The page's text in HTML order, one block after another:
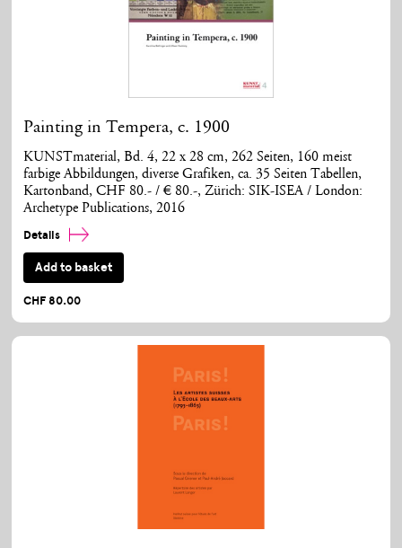
Painting in Tempera, c. 1900
KUNSTmaterial, Bd. 4, 22 x 28 cm, 262 Seiten, 160 meist
farbige Abbildungen, diverse Grafiken, ca. 35 Seiten Tabellen,
Kartonband, CHF 80.- / € 80.-, Zürich: SIK-ISEA / London:
Archetype Publications, 2016
Details
Add to basket
CHF 80.00